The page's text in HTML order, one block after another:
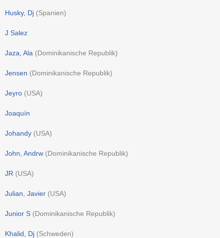
Husky, Dj (Spanien)
J Salez
Jaza, Ala (Dominikanische Republik)
Jensen (Dominikanische Republik)
Jeyro (USA)
Joaquín
Johandy (USA)
John, Andrw (Dominikanische Republik)
JR (USA)
Julian, Javier (USA)
Junior S (Dominikanische Republik)
Khalid, Dj (Schweden)